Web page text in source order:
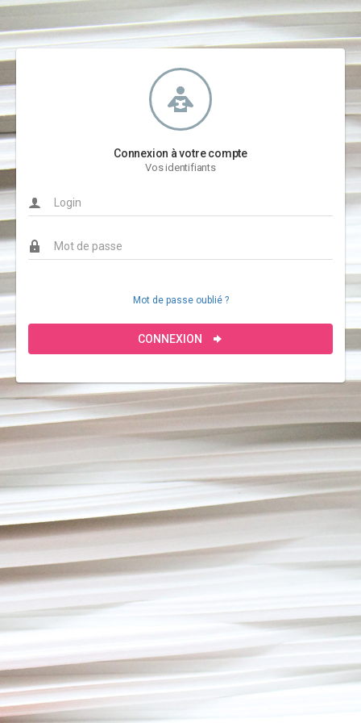
Connexion à votre compte
Vos identifiants
Mot de passe oublié ?
CONNEXION